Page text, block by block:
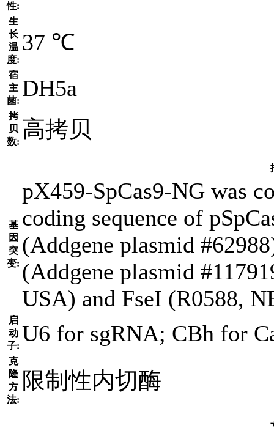
性:
生
长
温
度:
37 ℃
宿
主
菌: DH5a
拷
贝
数: 高拷贝
基
因
突
变:
pX459-SpCas9-NG was
coding sequence of
(Addgene plasmid
(Addgene plasmid
USA) and FseI (R0588,
启
动
子: U6 for sgRNA; CBh for
克
隆
方
法:
限制性内切酶